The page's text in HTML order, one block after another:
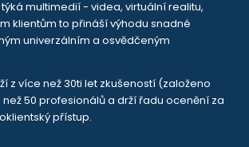
multimedií - videa, virtuální realitu,
klientům to přináší výhodu snadné
univerzálním a osvědčeným
z více než 30ti let zkušeností (založeno
než 50 profesionálů a drží řadu ocenění za
přístup.